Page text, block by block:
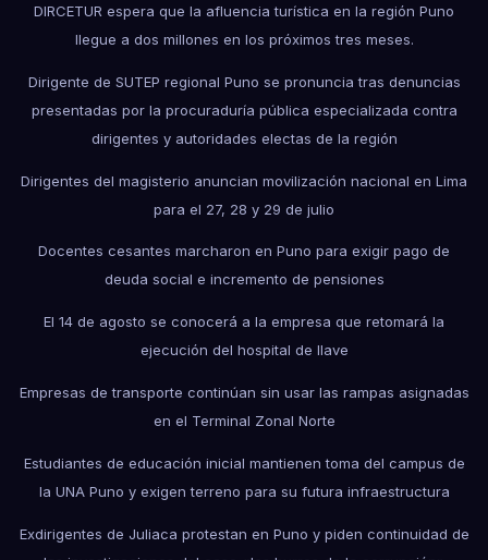
DIRCETUR espera que la afluencia turística en la región Puno
llegue a dos millones en los próximos tres meses.
Dirigente de SUTEP regional Puno se pronuncia tras denuncias
presentadas por la procuraduría pública especializada contra
dirigentes y autoridades electas de la región
Dirigentes del magisterio anuncian movilización nacional en Lima
para el 27, 28 y 29 de julio
Docentes cesantes marcharon en Puno para exigir pago de
deuda social e incremento de pensiones
El 14 de agosto se conocerá a la empresa que retomará la
ejecución del hospital de Ilave
Empresas de transporte continúan sin usar las rampas asignadas
en el Terminal Zonal Norte
Estudiantes de educación inicial mantienen toma del campus de
la UNA Puno y exigen terreno para su futura infraestructura
Exdirigentes de Juliaca protestan en Puno y piden continuidad de